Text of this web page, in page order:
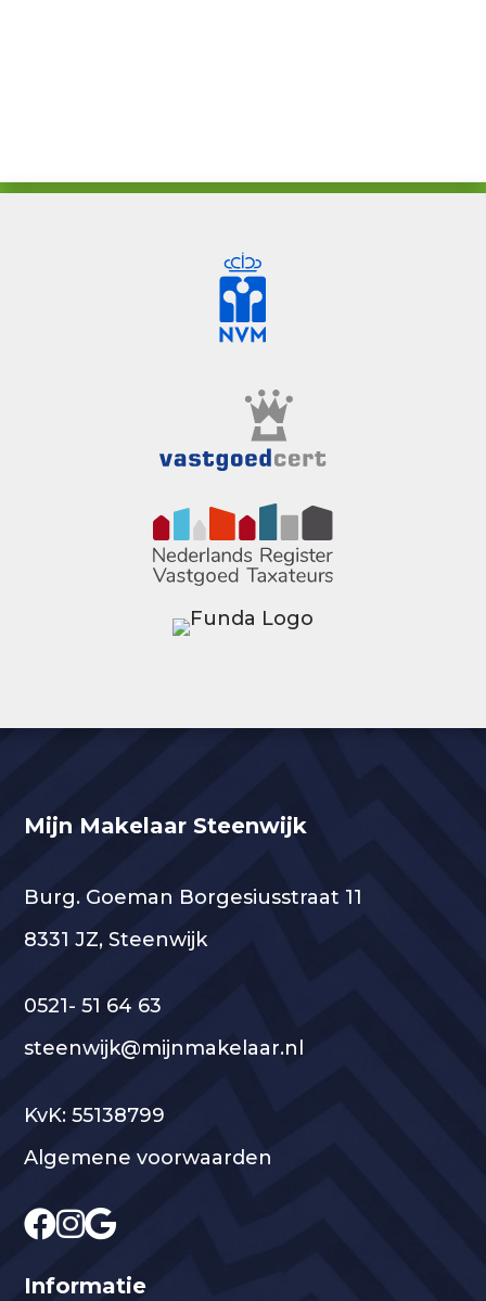
Mijn Makelaar Steenwijk
Burg. Goeman Borgesiusstraat 11
8331 JZ, Steenwijk
0521- 51 64 63
steenwijk@mijnmakelaar.nl
KvK: 55138799
Algemene voorwaarden
Informatie